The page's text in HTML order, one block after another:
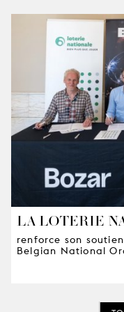
LA LOTERIE
renforce son
Belgian National